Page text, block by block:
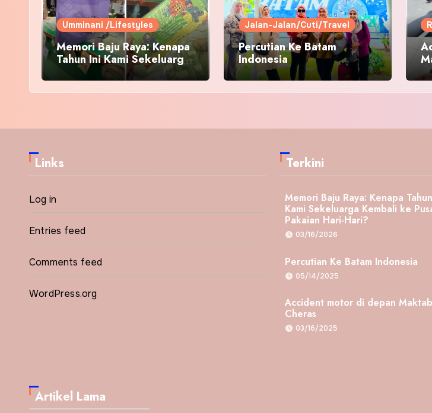
Umminani /Lifestyles
Memori Baju Raya: Kenapa
Tahun Ini Kami Sekeluarga
Kembali ke Pusat Pakaian
Hari-Hari?
Jalan-Jalan/Cuti/Travel
Percutian Ke Batam
Indonesia
Links
Log in
Entries feed
Comments feed
WordPress.org
Terkini
Memori Baju Raya: Kenapa
Kami Sekeluarga Kembali ke
Pakaian Hari-Hari?
03/16/2026
Percutian Ke Batam Indonesia
05/14/2025
Accident motor di depan
Cheras
03/16/2025
Artikel Lama